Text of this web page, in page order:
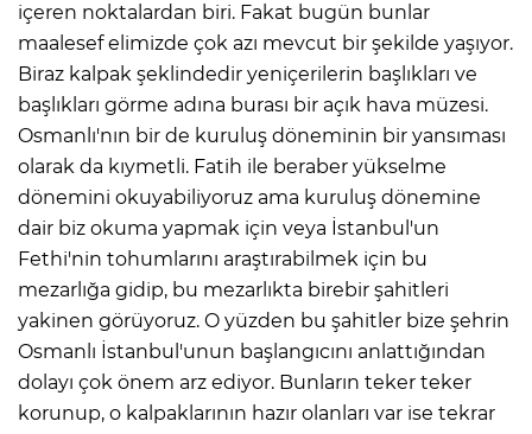
içeren noktalardan biri. Fakat bugün bunlar
maalesef elimizde çok azı mevcut bir şekilde yaşıyor.
Biraz kalpak şeklindedir yeniçerilerin başlıkları ve
başlıkları görme adına burası bir açık hava müzesi.
Osmanlı'nın bir de kuruluş döneminin bir yansıması
olarak da kıymetli. Fatih ile beraber yükselme
dönemini okuyabiliyoruz ama kuruluş dönemine
dair biz okuma yapmak için veya İstanbul'un
Fethi'nin tohumlarını araştırabilmek için bu
mezarlığa gidip, bu mezarlıkta birebir şahitleri
yakinen görüyoruz. O yüzden bu şahitler bize şehrin
Osmanlı İstanbul'unun başlangıcını anlattığından
dolayı çok önem arz ediyor. Bunların teker teker
korunup, o kalpaklarının hazır olanları var ise tekrar